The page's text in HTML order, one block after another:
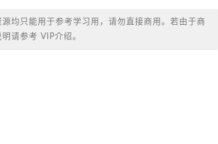
均只能用于参考学习用，请勿直接商用。若由于商
请参考 VIP介绍。